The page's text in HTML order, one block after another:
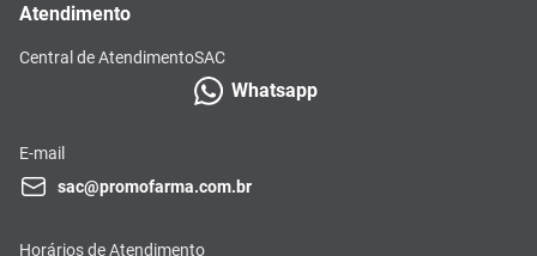
Atendimento
Central de AtendimentoSAC
Whatsapp
E-mail
sac@promofarma.com.br
Horários de Atendimento